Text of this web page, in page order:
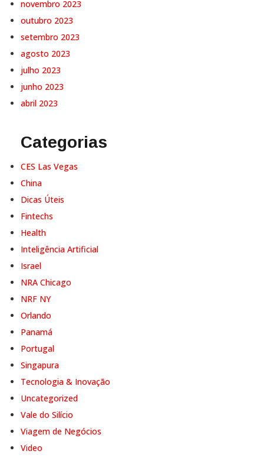
novembro 2023
outubro 2023
setembro 2023
agosto 2023
julho 2023
junho 2023
abril 2023
Categorias
CES Las Vegas
China
Dicas Úteis
Fintechs
Health
Inteligência Artificial
Israel
NRA Chicago
NRF NY
Orlando
Panamá
Portugal
Singapura
Tecnologia & Inovação
Uncategorized
Vale do Silício
Viagem de Negócios
Video